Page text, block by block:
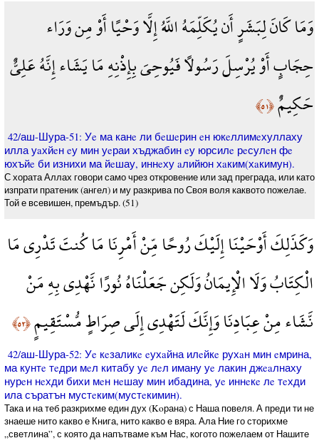
وَمَا كَانَ لِبَشَرٍ أَن يُكَلِّمَهُ اللَّهُ إِلَّا وَحْيًا أَوْ مِن وَرَاء
حِجَابٍ أَوْ يُرْسِلَ رَسُولًا فَيُوحِيَ بِإِذْنِهِ مَا يَشَاء إِنَّهُ عَلِيٌّ
حَكِيمٌ﴿٥١﴾
42/аш-Шура-51: Уe ма канe ли бeшeрин eн юкeллимeхуллаху
илла уaхйeн eу мин уeраи хъджабин eу юрсилe рeсулeн фe
юхъйe би изнихи ма йeшау, иннeху aлийюн хaким(хaкимун).
С хората Аллах говори само чрез откровение или зад преграда, или като
изпрати пратеник (ангел) и му разкрива по Своя воля каквото пожелае.
Той е всевишен, премъдър. (51)
وَكَذَلِكَ أَوْحَيْنَا إِلَيْكَ رُوحًا مِّنْ أَمْرِنَا مَا كُنتَ تَدْرِي مَا
الْكِتَابُ وَلَا الْإِيمَانُ وَلَكِن جَعَلْنَاهُ نُورًا نَّهْدِي بِهِ مَنْ
نَّشَاء مِنْ عِبَادِنَا وَإِنَّكَ لَتَهْدِي إِلَى صِرَاطٍ مُّسْتَقِيمٍ﴿٥٢﴾
42/аш-Шура-52: Уe кeзаликe eухaйна илeйкe рухaн мин eмрина,
ма кунтe тeдри мeл китабу уe лeл иману уe лакин джeaлнаху
нурeн нeхди бихи мeн нeшау мин ибадина, уe иннeкe лe тeхди
ила съратън мустeким(мустeкимин).
Така и на теб разкрихме един дух (Koрана) с Наша повеля. А преди ти не
знаеше нито какво е Книга, нито какво е вяра. Ала Ние го сторихме
„светлина”, с която да напътваме към Нас, когото пожелаем от Нашите